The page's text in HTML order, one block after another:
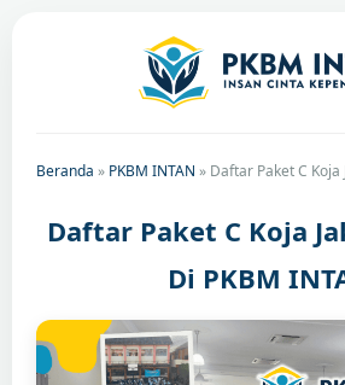
Beranda » PKBM INTAN » Daftar Paket C
Daftar Paket C Koja
Di PKBM